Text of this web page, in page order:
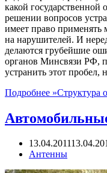
какой государственной
решении вопросов
имеет право применять
на нарушителей. И
делаются грубейшие
органов Минсвязи РФ,
устранить этот пробел,
Подробнее »Структура
13.04.2011
Антенны